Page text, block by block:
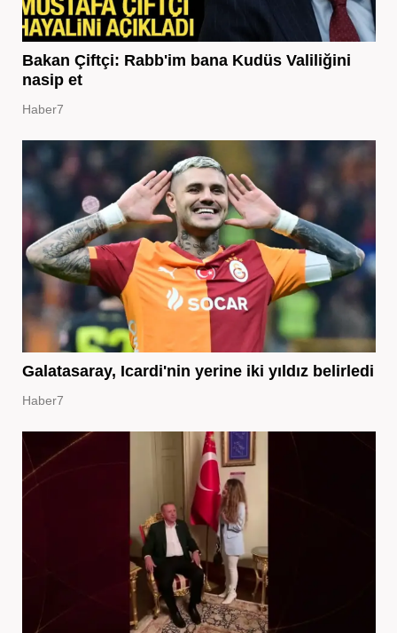
Bakan Çiftçi: Rabb'im bana Kudüs Valiliğini
nasip et
Haber7
Galatasaray, Icardi'nin yerine iki yıldız belirledi
Haber7